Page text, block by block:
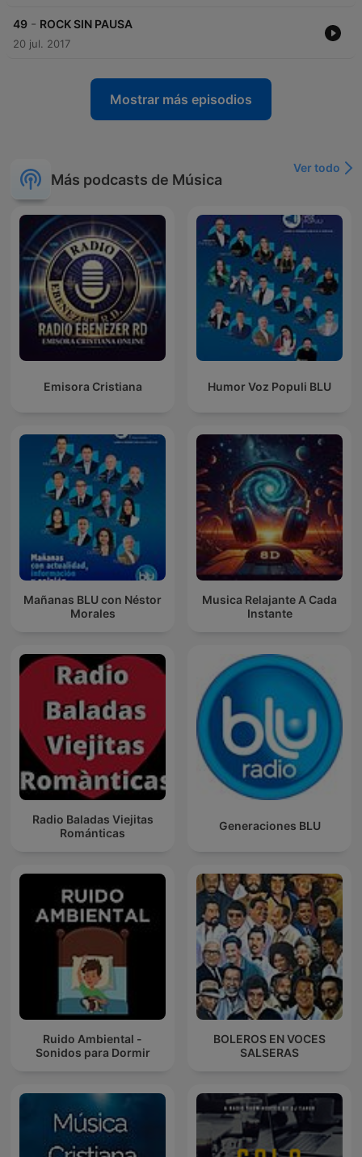
49 - ROCK SIN PAUSA
20 jul. 2017
Mostrar más episodios
Más podcasts de Música
Ver todo
Emisora Cristiana Humor Voz Populi BLU
Mañanas BLU con Néstor
Morales
Musica Relajante A Cada
Instante
Radio Baladas Viejitas
Románticas
Generaciones BLU
Ruido Ambiental -
Sonidos para Dormir
BOLEROS EN VOCES
SALSERAS